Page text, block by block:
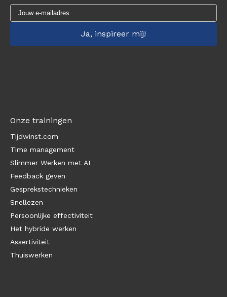
Onze trainingen
Tijdwinst.com
Time management
Slimmer Werken met AI
Feedback geven
Gesprekstechnieken
Snellezen
Persoonlijke effectiviteit
Het hybride werken
Assertiviteit
Thuiswerken